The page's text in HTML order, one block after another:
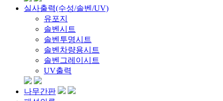
실사출력(수성/솔벤/UV)
유포지
솔벤시트
솔벤투명시트
솔벤차량용시트
솔벤그레이시트
UV출력
나무간판